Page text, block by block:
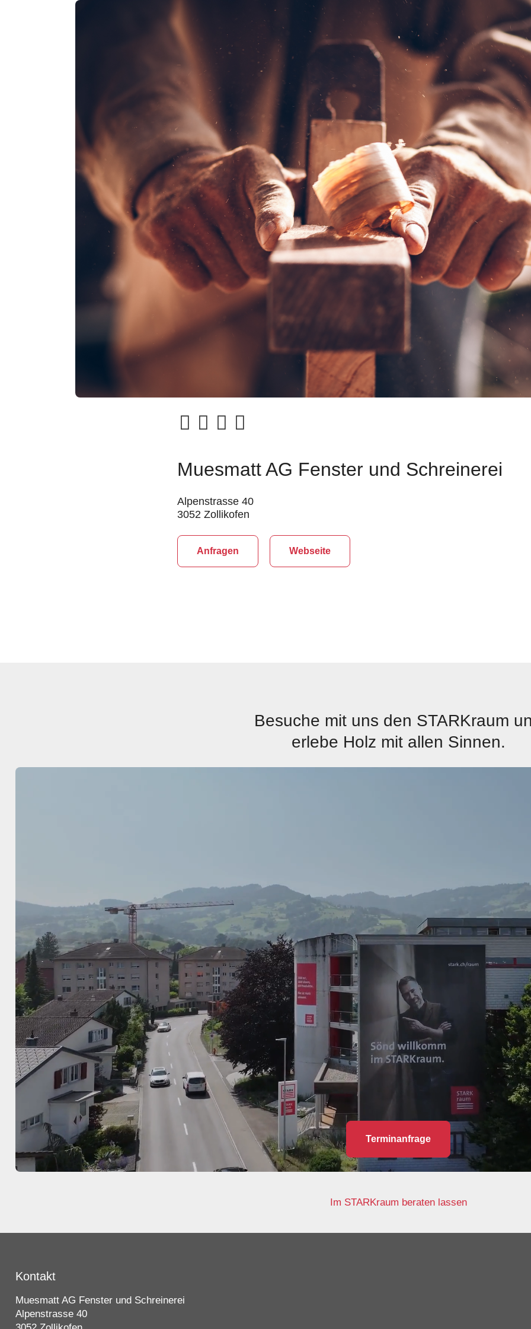
Muesmatt AG Fenster und Schreinerei
Alpenstrasse 40
3052 Zollikofen
Anfragen Webseite
Besuche mit uns den STARKraum
erlebe Holz mit allen Sinnen.
Terminanfrage
Im STARKraum beraten lassen
Kontakt
Muesmatt AG Fenster und Schreinerei
Alpenstrasse 40